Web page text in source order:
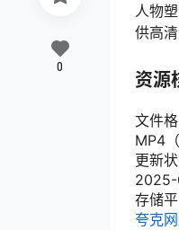
人物
供高
资源
文件格
MP4（
更新状
2025-
存储平
夸克
0